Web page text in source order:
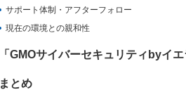
サポート体制・アフターフォロー
現在の環境との親和性
「GMOサイバーセキュリティbyイ
まとめ